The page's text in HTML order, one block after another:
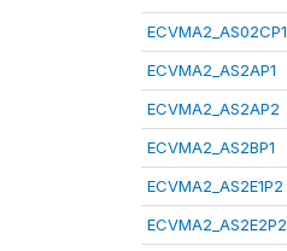
ECVMA2_AS02CP1
ECVMA2_AS2AP1
ECVMA2_AS2AP2
ECVMA2_AS2BP1
ECVMA2_AS2E1P2
ECVMA2_AS2E2P2